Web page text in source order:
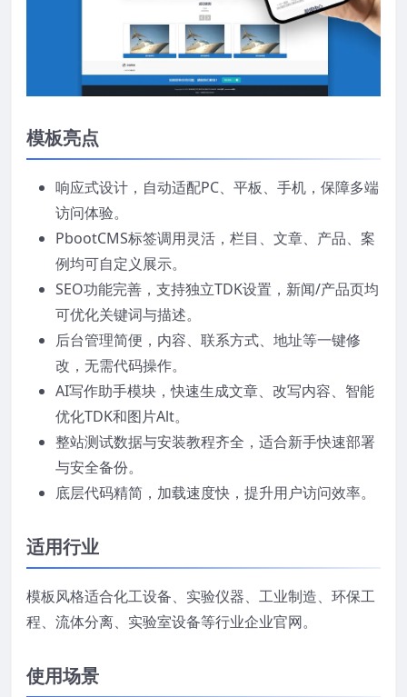
模板亮点
响应式设计，自动适配PC、平板、手机，保障多端
访问体验。
PbootCMS标签调用灵活，栏目、文章、产品、案
例均可自定义展示。
SEO功能完善，支持独立TDK设置，新闻/产品页均
可优化关键词与描述。
后台管理简便，内容、联系方式、地址等一键修
改，无需代码操作。
AI写作助手模块，快速生成文章、改写内容、智能
优化TDK和图片Alt。
整站测试数据与安装教程齐全，适合新手快速部署
与安全备份。
底层代码精简，加载速度快，提升用户访问效率。
适用行业
模板风格适合化工设备、实验仪器、工业制造、环保工
程、流体分离、实验室设备等行业企业官网。
使用场景